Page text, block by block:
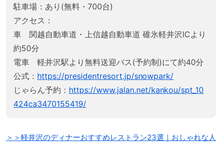
駐車場：あり(無料・700台)
アクセス：
車 関越自動車道・上信越自動車道 碓氷軽井沢ICより
約50分
電車 軽井沢駅より無料送迎バス(予約制)にて約40分
公式： https://presidentresort.jp/snowpark/
じゃらん予約： https://www.jalan.net/kankou/spt_10
424ca3470155419/
＞＞軽井沢のディナーおすすめレストラン23選｜おしゃれな人